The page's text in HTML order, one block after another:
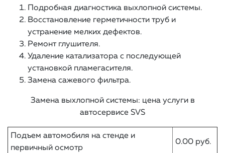
Подробная диагностика выхлопной системы.
Восстановление герметичности труб и
устранение мелких дефектов.
Ремонт глушителя.
Удаление катализатора с последующей
установкой пламегасителя.
Замена сажевого фильтра.
Замена выхлопной системы: цена услуги в
автосервисе SVS
Подъем автомобиля на стенде и
первичный осмотр
0.00 руб.